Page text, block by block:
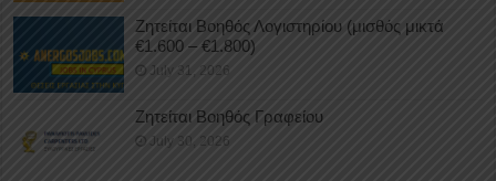
Ζητείται Βοηθός Λογιστηρίου (μισθός μικτά
€1.600 – €1.800)
July 31, 2026
Ζητείται Βοηθός Γραφείου
July 30, 2026